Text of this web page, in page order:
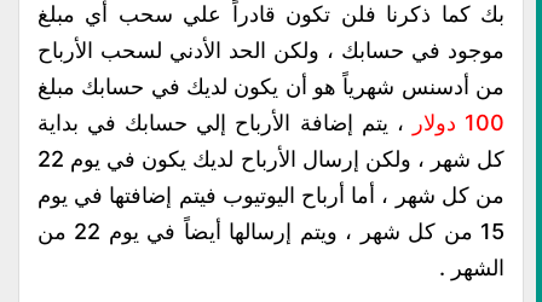
بك كما ذكرنا فلن تكون قادراً علي سحب أي مبلغ
موجود في حسابك ، ولكن الحد الأدني لسحب الأرباح
من أدسنس شهرياً هو أن يكون لديك في حسابك مبلغ
100 دولار
، يتم إضافة الأرباح إلي حسابك في بداية
كل شهر ، ولكن إرسال الأرباح لديك يكون في يوم 22
من كل شهر ، أما أرباح اليوتيوب فيتم إضافتها في يوم
15 من كل شهر ، ويتم إرسالها أيضاً في يوم 22 من
الشهر .